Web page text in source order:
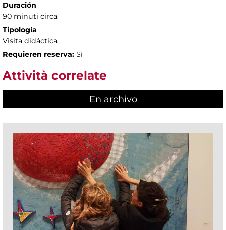
Duración
90 minuti circa
Tipología
Visita didáctica
Requieren reserva: Sì
Attività correlate
En archivo